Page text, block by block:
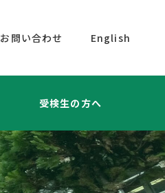
受検生の方へ
お問い合わせ English